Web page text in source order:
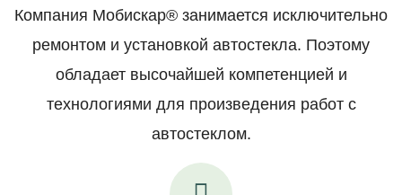
Компания Мобискар® занимается исключительно
ремонтом и установкой автостекла. Поэтому
обладает высочайшей компетенцией и
технологиями для произведения работ с
автостеклом.